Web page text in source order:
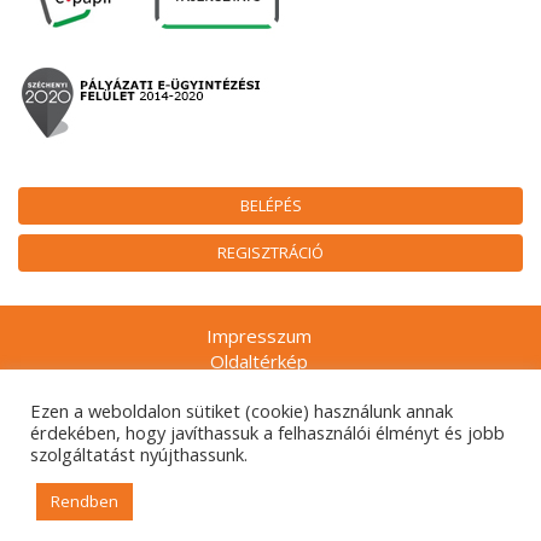
BELÉPÉS
REGISZTRÁCIÓ
Impresszum
Oldaltérkép
Adatkezelési tájékoztatók
Technikai ajánlás
Gyakran ismételt kérdések
Ezen a weboldalon sütiket (cookie) használunk annak
érdekében, hogy javíthassuk a felhasználói élményt és jobb
szolgáltatást nyújthassunk.
Rendben